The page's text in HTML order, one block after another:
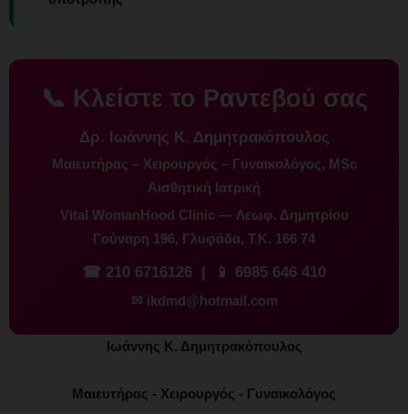
📞 Κλείστε το Ραντεβού σας
Δρ. Ιωάννης Κ. Δημητρακόπουλος
Μαιευτήρας – Χειρουργός – Γυναικολόγος, MSc
Αισθητική Ιατρική
Vital WomanHood Clinic — Λεωφ. Δημητρίου
Γούναρη 196, Γλυφάδα, Τ.Κ. 166 74
☎ 210 6716126 | 📱 6985 646 410
✉ ikdmd@hotmail.com
Ιωάννης Κ. Δημητρακόπουλος
Μαιευτήρας - Χειρουργός - Γυναικολόγος